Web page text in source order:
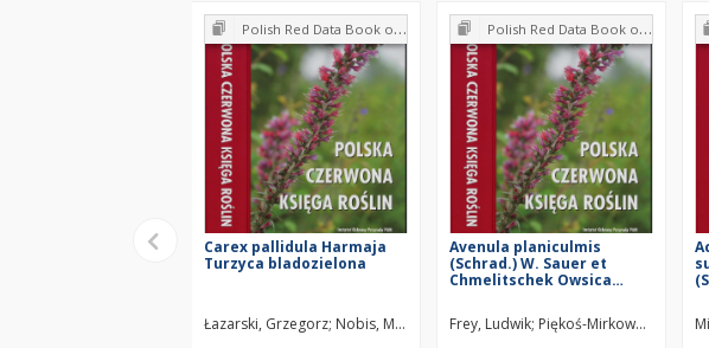
Polish Red Data Book of Plants : Pteridophytes and flowering plants
Carex pallidula Harmaja
Turzyca bladozielona
Łazarski, Grzegorz Nobis, Marcin Kozak, Maciej (1977– )
Polish Red Data Book of Plants : Pteridophytes and flowering plants
Avenula planiculmis
(Schrad.) W. Sauer et
Chmelitschek Owsica
Frey, Ludwik Piękoś-Mirkowa, Halina